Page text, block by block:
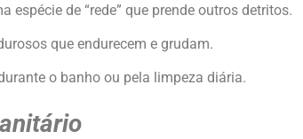
de “rede” que prende outros detritos.
que endurecem e grudam.
o banho ou pela limpeza diária.